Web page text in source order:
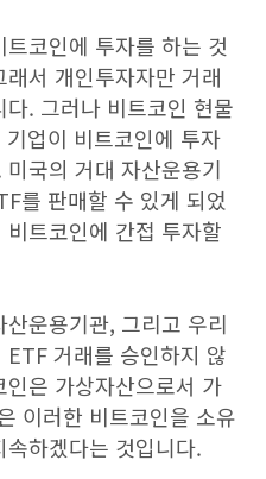
코인에 투자를 하는 것
서 개인투자자만 거래
. 그러나 비트코인 현물
업이 비트코인에 투자
국의 거대 자산운용기
를 판매할 수 있게 되었
트코인에 간접 투자할
운용기관, 그리고 우리
거래를 승인하지 않
은 가상자산으로서 가
이러한 비트코인을 소유
하겠다는 것입니다.